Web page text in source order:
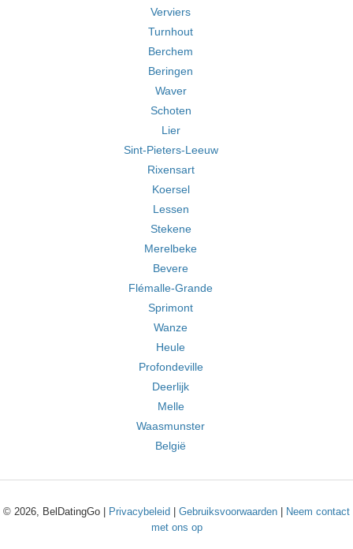
Verviers
Turnhout
Berchem
Beringen
Waver
Schoten
Lier
Sint-Pieters-Leeuw
Rixensart
Koersel
Lessen
Stekene
Merelbeke
Bevere
Flémalle-Grande
Sprimont
Wanze
Heule
Profondeville
Deerlijk
Melle
Waasmunster
België
© 2026, BelDatingGo | Privacybeleid Gebruiksvoorwaarden
Neem contact
met ons op